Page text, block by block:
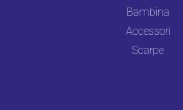
Bambina
Accessori
Scarpe